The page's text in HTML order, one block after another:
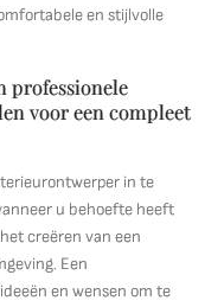
en stijlvolle
professionele
voor een compleet
in te
u behoefte heeft
creëren van een
Een
en wensen om te